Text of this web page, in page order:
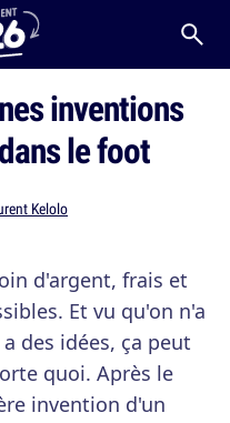
inventions
le foot
Kelolo
d'argent, frais et
Et vu qu'on n'a
des idées, ça peut
quoi. Après le
invention d'un